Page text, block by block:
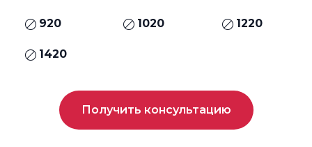
920 1020 1220
1420
Получить консультацию